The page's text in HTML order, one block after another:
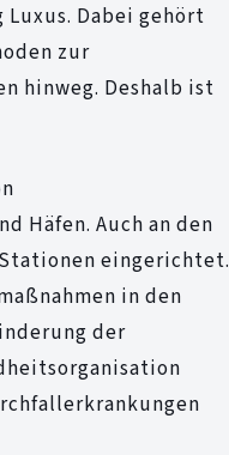
Dabei gehört
zur
hinweg. Deshalb ist
Häfen. Auch an den
eingerichtet.
in den
der